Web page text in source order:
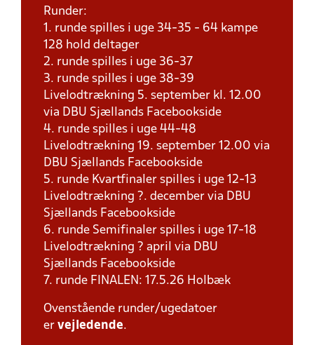
Runder:
1. runde spilles i uge 34-35 - 64 kampe
128 hold deltager
2. runde spilles i uge 36-37
3. runde spilles i uge 38-39
Livelodtrækning 5. september kl. 12.00
via DBU Sjællands Facebookside
4. runde spilles i uge 44-48
Livelodtrækning 19. september 12.00 via
DBU Sjællands Facebookside
5. runde Kvartfinaler spilles i uge 12-13
Livelodtrækning ?. december via DBU
Sjællands Facebookside
6. runde Semifinaler spilles i uge 17-18
Livelodtrækning ? april via DBU
Sjællands Facebookside
7. runde FINALEN: 17.5.26 Holbæk
Ovenstående runder/ugedatoer
er vejledende.